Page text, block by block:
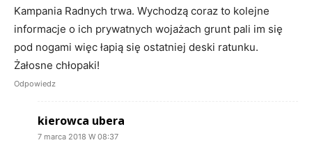
Kampania Radnych trwa. Wychodzą coraz to kolejne
informacje o ich prywatnych wojażach grunt pali im się
pod nogami więc łapią się ostatniej deski ratunku.
Żałosne chłopaki!
Odpowiedz
kierowca ubera
7 marca 2018 W 08:37